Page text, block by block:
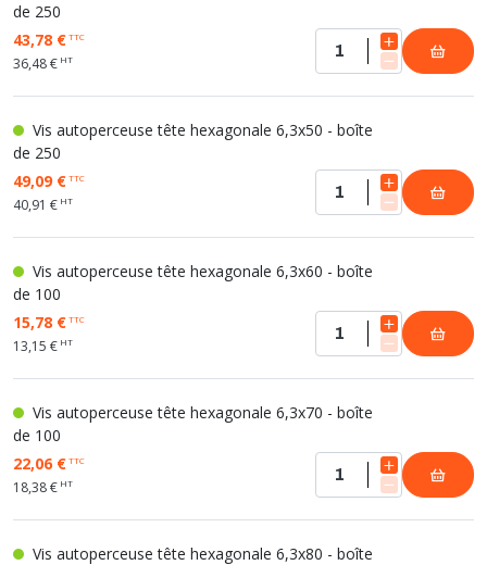
de 250
43,78 €TTC
36,48 € HT
Vis autoperceuse tête hexagonale 6,3x50 - boîte
de 250
49,09 €TTC
40,91 € HT
Vis autoperceuse tête hexagonale 6,3x60 - boîte
de 100
15,78 €TTC
13,15 € HT
Vis autoperceuse tête hexagonale 6,3x70 - boîte
de 100
22,06 €TTC
18,38 € HT
Vis autoperceuse tête hexagonale 6,3x80 - boîte